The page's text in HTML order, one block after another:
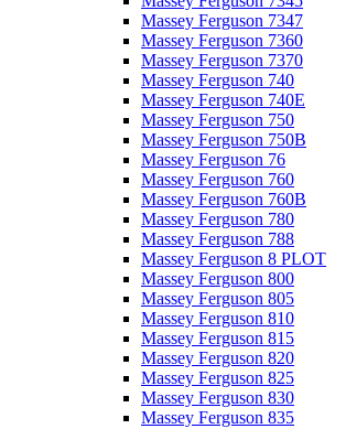
Massey Ferguson 7347
Massey Ferguson 7360
Massey Ferguson 7370
Massey Ferguson 740
Massey Ferguson 740E
Massey Ferguson 750
Massey Ferguson 750B
Massey Ferguson 76
Massey Ferguson 760
Massey Ferguson 760B
Massey Ferguson 780
Massey Ferguson 788
Massey Ferguson 8 PLOT
Massey Ferguson 800
Massey Ferguson 805
Massey Ferguson 810
Massey Ferguson 815
Massey Ferguson 820
Massey Ferguson 825
Massey Ferguson 830
Massey Ferguson 835